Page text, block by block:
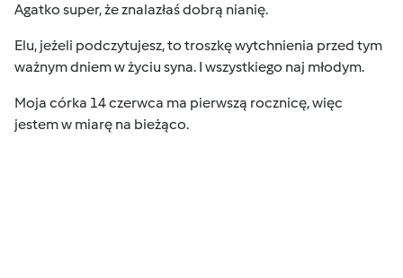
Agatko super, że znalazłaś dobrą nianię.
Elu, jeżeli podczytujesz, to troszkę wytchnienia przed tym
ważnym dniem w życiu syna. I wszystkiego naj młodym.
Moja córka 14 czerwca ma pierwszą rocznicę, więc
jestem w miarę na bieżąco.